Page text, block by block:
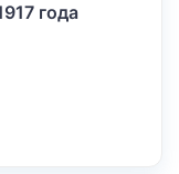
года